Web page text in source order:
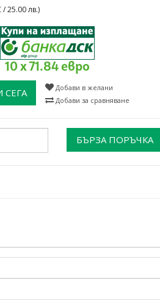
/ 25.00 лв.)
10 x 71.84 евро
СЕГА
Добави в желани
Добави за сравняване
БЪРЗА ПОРЪЧКА